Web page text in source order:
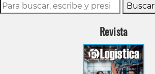
Buscar
Revista